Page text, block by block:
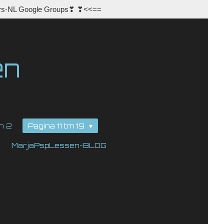
NL Google Groups❣ ❣<<==
2 Pagina 11 tm 19
MarjaPspLessen-BLOG